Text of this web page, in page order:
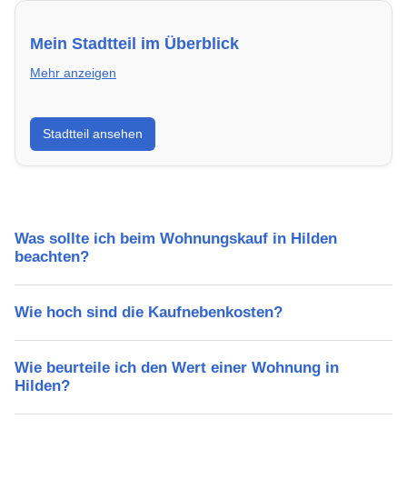
Mein Stadtteil im Überblick
Mehr anzeigen
Erfahre mehr über deinen Stadtteil in Hilden:
Lebensqualität, Verkehrsanbindung, Schulen,
Freizeitmöglichkeiten und Mietpreise.
Stadtteil ansehen
Was sollte ich beim Wohnungskauf in Hilden
beachten?
Wie hoch sind die Kaufnebenkosten?
Wie beurteile ich den Wert einer Wohnung in
Hilden?